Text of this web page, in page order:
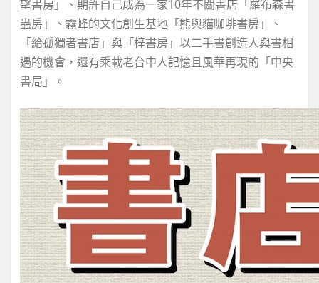
望書房」、期許自己成為一家10年不關書店「羅布森書
蟲房」、霧峰的文化創生基地「熊與貓咖啡書房」、
「給孤獨者書店」與「梓書房」以二手書創造人與書相
遇的機會，還有乘載老台中人記憶且風華再現的「中央
書局」。